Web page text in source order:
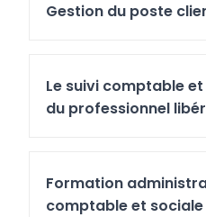
Gestion du poste
Le suivi comptable
du professionnel
Formation
comptable et sociale